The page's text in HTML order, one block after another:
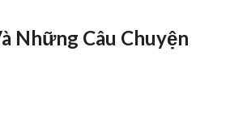
Những Câu Chuyện